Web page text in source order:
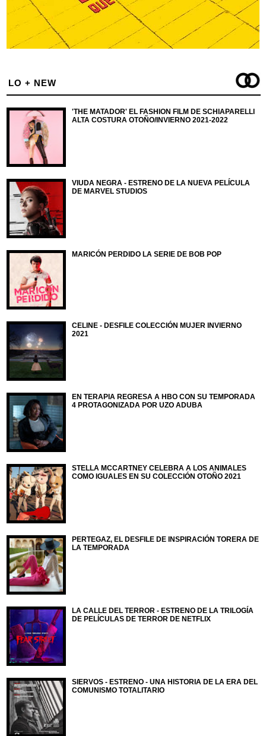
LO + NEW
'THE MATADOR' EL FASHION FILM DE SCHIAPARELLI
ALTA COSTURA OTOÑO/INVIERNO 2021-2022
VIUDA NEGRA - ESTRENO DE LA NUEVA PELÍCULA
DE MARVEL STUDIOS
MARICÓN PERDIDO LA SERIE DE BOB POP
CELINE - DESFILE COLECCIÓN MUJER INVIERNO
2021
EN TERAPIA REGRESA A HBO CON SU TEMPORADA
4 PROTAGONIZADA POR UZO ADUBA
STELLA MCCARTNEY CELEBRA A LOS ANIMALES
COMO IGUALES EN SU COLECCIÓN OTOÑO 2021
PERTEGAZ, EL DESFILE DE INSPIRACIÓN TORERA DE
LA TEMPORADA
LA CALLE DEL TERROR - ESTRENO DE LA TRILOGÍA
DE PELÍCULAS DE TERROR DE NETFLIX
SIERVOS - ESTRENO - UNA HISTORIA DE LA ERA DEL
COMUNISMO TOTALITARIO